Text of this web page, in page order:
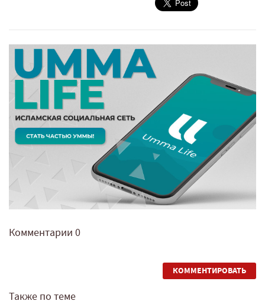
Комментарии 0
КОММЕНТИРОВАТЬ
Также по теме